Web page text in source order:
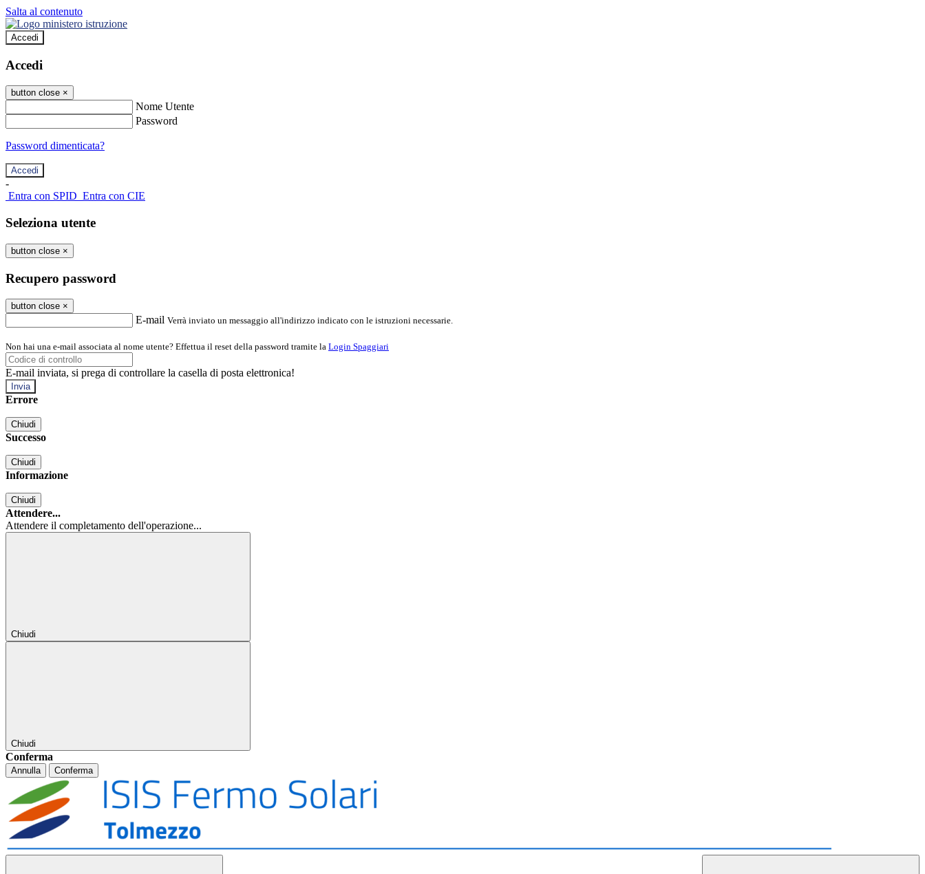
Salta al contenuto
Accedi
Accedi
button close ×
Nome Utente
Password
Password dimenticata?
-
Entra con SPID Entra con CIE
Seleziona utente
button close ×
Recupero password
button close ×
E-mail Verrà inviato un messaggio all'indirizzo indicato con le istruzioni necessarie.
Non hai una e-mail associata al nome utente? Effettua il reset della password tramite la Login Spaggiari
E-mail inviata, si prega di controllare la casella di posta elettronica!
Errore
Chiudi
Successo
Chiudi
Informazione
Chiudi
Attendere...
Attendere il completamento dell'operazione...
Chiudi
Chiudi
Conferma
Annulla Conferma